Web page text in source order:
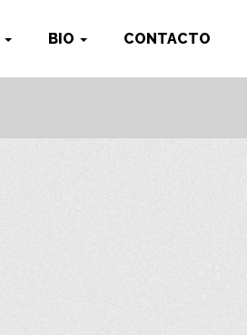
BIO CONTACTO